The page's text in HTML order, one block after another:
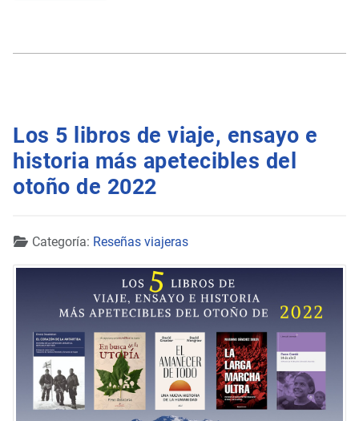
Los 5 libros de viaje, ensayo e
historia más apetecibles del
otoño de 2022
Detalles
Categoría: Reseñas viajeras